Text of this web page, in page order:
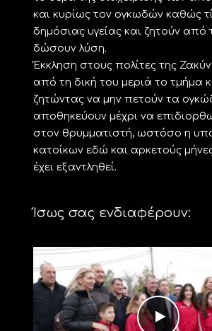
και κυρίως τον ογκωδών καθώς
δημόσιας υγείας και ζητούν από
δώσουν λύση.
Έκκληση στους πολίτες της
από τη δική του μεριά το τμήμα
ζητώντας να μην πετούν τα
αποθηκεύουν μέχρι να
στον θρυμματιστή, ωστόσο η
κατοίκων εδώ και αρκετούς
έχει εξαντληθεί.
Ίσως σας ενδιαφέρουν: